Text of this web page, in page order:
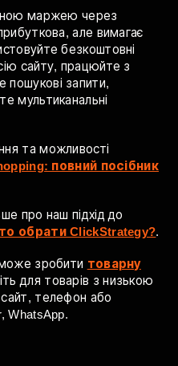
по Last Click. Data-driven
каналу у воронці.
кроком, але
з товаром.
маржею через
безкоштовні
сайту, працюйте з
мультиканальні
та можливості